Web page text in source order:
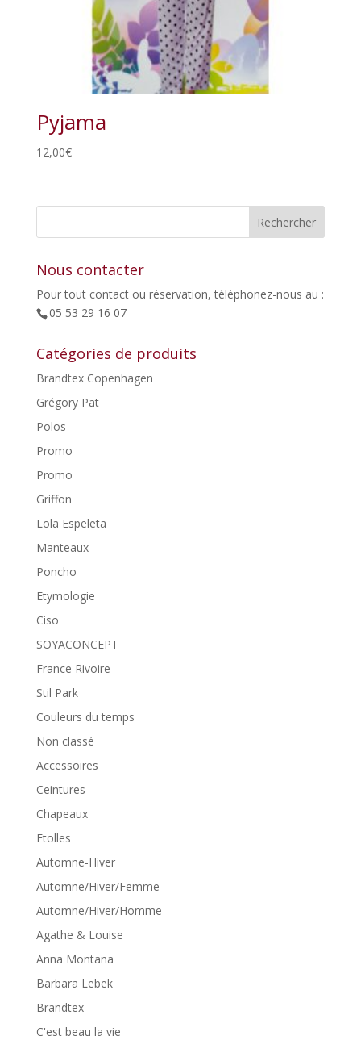
Pyjama
12,00€
Nous contacter
Pour tout contact ou réservation, téléphonez-nous au :
05 53 29 16 07
Catégories de produits
Brandtex Copenhagen
Grégory Pat
Polos
Promo
Promo
Griffon
Lola Espeleta
Manteaux
Poncho
Etymologie
Ciso
SOYACONCEPT
France Rivoire
Stil Park
Couleurs du temps
Non classé
Accessoires
Ceintures
Chapeaux
Etolles
Automne-Hiver
Automne/Hiver/Femme
Automne/Hiver/Homme
Agathe & Louise
Anna Montana
Barbara Lebek
Brandtex
C'est beau la vie